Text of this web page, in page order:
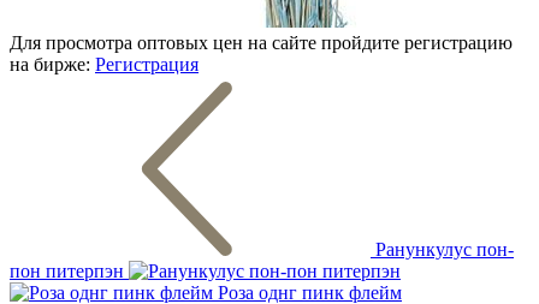
Для просмотра оптовых цен на сайте пройдите регистрацию
на бирже: Регистрация
Ранункулус пон-
пон питерпэн
Роза однг пинк флейм